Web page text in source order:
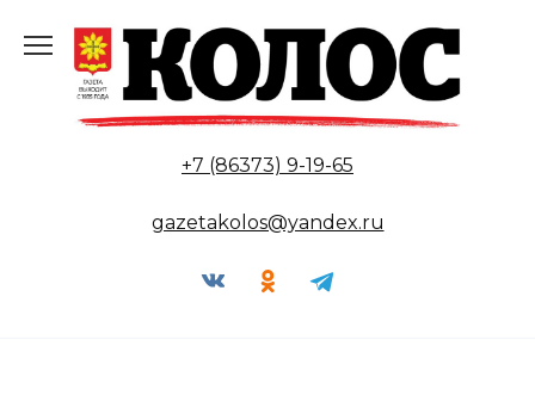
содержанию
+7 (86373) 9-19-65
gazetakolos@yandex.ru